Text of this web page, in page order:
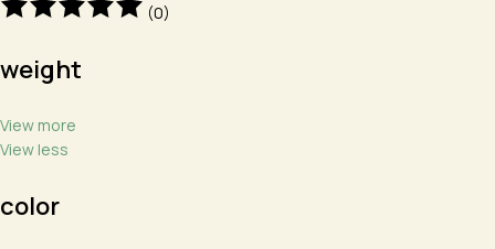
(0)
weight
View more
View less
color